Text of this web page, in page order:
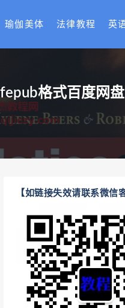
瑜伽美体 法律教程 英
格式百度网
【如链接失效请联系微信